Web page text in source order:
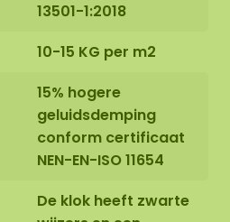
13501-1:2018
10-15 KG per m2
15% hogere
geluidsdemping
conform certificaat
NEN-EN-ISO 11654
De klok heeft zwarte